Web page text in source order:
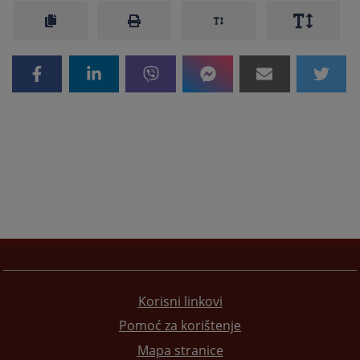
Korisni linkovi
Pomoć za korištenje
Mapa stranice